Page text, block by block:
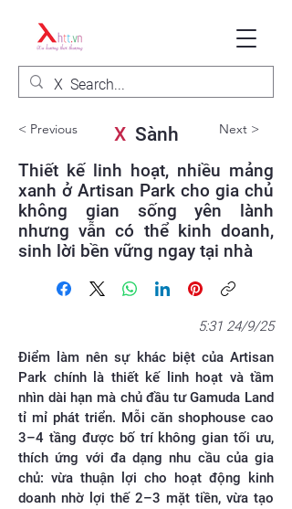
< Previous XSành Next >
Thiết kế linh hoạt, nhiều mảng
xanh ở Artisan Park cho gia chủ
không gian sống yên lành
nhưng vẫn có thể kinh doanh,
sinh lời bền vững ngay tại nhà
5:31 24/9/25
Điểm làm nên sự khác biệt của Artisan
Park chính là thiết kế linh hoạt và tầm
nhìn dài hạn mà chủ đầu tư Gamuda Land
tỉ mỉ phát triển. Mỗi căn shophouse cao
3–4 tầng được bố trí không gian tối ưu,
thích ứng với đa dạng nhu cầu của gia
chủ: vừa thuận lợi cho hoạt động kinh
doanh nhờ lợi thế 2–3 mặt tiền, vừa tạo